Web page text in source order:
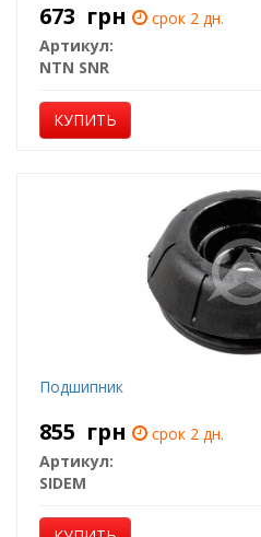
673 грн
срок 2 дн.
Артикул:
NTN SNR
КУПИТЬ
Подшипник
855 грн
срок 2 дн.
Артикул:
SIDEM